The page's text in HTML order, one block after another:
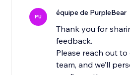
PU équipe de PurpleBear
Thank you for
feedback.
Please reach out
team, and we’ll